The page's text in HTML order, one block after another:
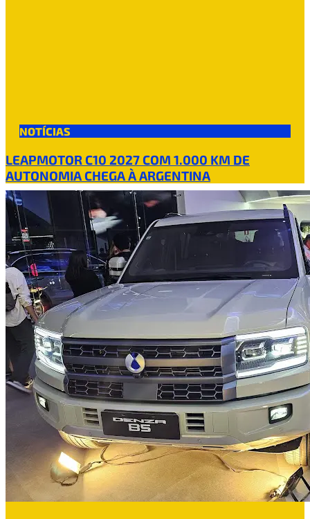
NOTÍCIAS
LEAPMOTOR C10 2027 COM 1.000 KM DE
AUTONOMIA CHEGA À ARGENTINA